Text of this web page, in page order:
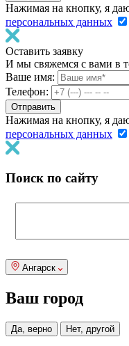
Нажимая на кнопку, я
персональных данных
Оставить заявку
И мы свяжемся с вами в
Ваше имя:
Телефон:
Нажимая на кнопку, я
персональных данных
Поиск по сайту
Ангарск
Ваш город
Да, верно Нет, другой